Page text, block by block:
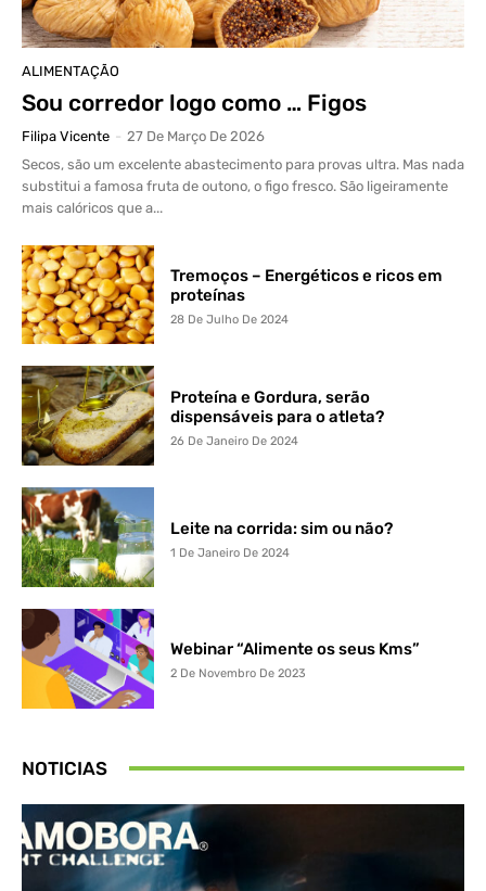
ALIMENTAÇÃO
Sou corredor logo como … Figos
Filipa Vicente - 27 De Março De 2026
Secos, são um excelente abastecimento para provas ultra. Mas nada
substitui a famosa fruta de outono, o figo fresco. São ligeiramente
mais calóricos que a...
Tremoços – Energéticos e ricos em
proteínas
28 De Julho De 2024
Proteína e Gordura, serão
dispensáveis para o atleta?
26 De Janeiro De 2024
Leite na corrida: sim ou não?
1 De Janeiro De 2024
Webinar “Alimente os seus Kms”
2 De Novembro De 2023
NOTICIAS